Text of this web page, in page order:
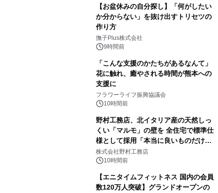
【お盆休みの自分探し】「何がしたい
か分からない」を抜け出すトリセツの
作り方
撫子Plus株式会社
9時間前
「こんな支援のかたちがあるなんて」
花に触れ、癒やされる時間が熊本への
支援に
フラワーライフ振興協議会
10時間前
野村工務店、北イタリア産の天然しっ
くい「マルモ」の壁を 全住宅で標準仕
様として採用「本当に良いものだけに
こだわる」
株式会社野村工務店
10時間前
【エニタイムフィットネス 国内の会員
数120万人突破】グランドオープンの